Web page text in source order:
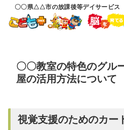
〇〇県△△市の放課後等デイサービ
〇〇教室の特色のグル
屋の活用方法について
視覚支援のためのカー